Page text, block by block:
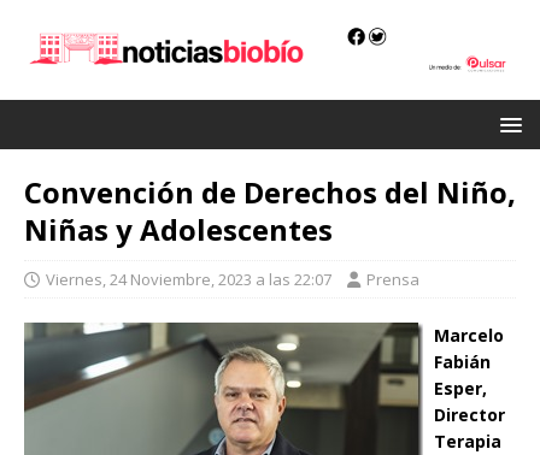
Convención de Derechos del Niño,
Niñas y Adolescentes
Viernes, 24 Noviembre, 2023 a las 22:07 Prensa
Marcelo
Fabián
Esper,
Director
Terapia